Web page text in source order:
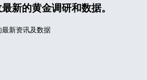
新的黄金调研和数据。
新资讯及数据